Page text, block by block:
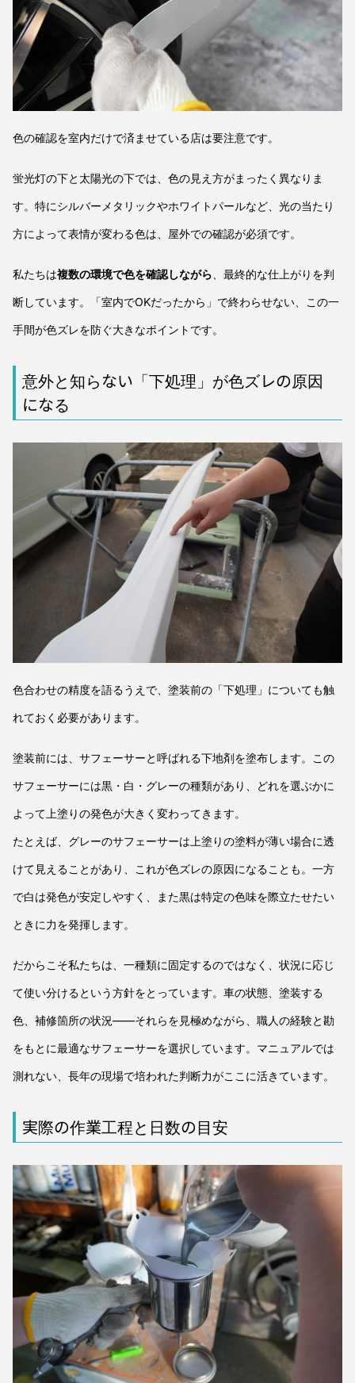
色の確認を室内だけで済ませている店は要注意です。
蛍光灯の下と太陽光の下では、色の見え方がまったく異なりま
す。特にシルバーメタリックやホワイトパールなど、光の当たり
方によって表情が変わる色は、屋外での確認が必須です。
私たちは複数の環境で色を確認しながら 、最終的な仕上がりを判
断しています。「室内でOKだったから」で終わらせない、この一
手間が色ズレを防ぐ大きなポイントです。
意外と知らない「下処理」が色ズレの原因
になる
色合わせの精度を語るうえで、塗装前の「下処理」についても触
れておく必要があります。
塗装前には、サフェーサーと呼ばれる下地剤を塗布します。この
サフェーサーには黒・白・グレーの種類があり、どれを選ぶかに
よって上塗りの発色が大きく変わってきます。
たとえば、グレーのサフェーサーは上塗りの塗料が薄い場合に透
けて見えることがあり、これが色ズレの原因になることも。一方
で白は発色が安定しやすく、また黒は特定の色味を際立たせたい
ときに力を発揮します。
だからこそ私たちは、一種類に固定するのではなく、状況に応じ
て使い分けるという方針をとっています。車の状態、塗装する
色、補修箇所の状況——それらを見極めながら、職人の経験と勘
をもとに最適なサフェーサーを選択しています。マニュアルでは
測れない、長年の現場で培われた判断力がここに活きています。
実際の作業工程と日数の目安